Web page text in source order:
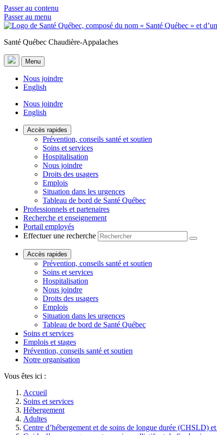
Passer au contenu
Passer au menu
Santé Québec Chaudière-Appalaches
Menu
Nous joindre
English
Nous joindre
English
Accès rapides
Prévention, conseils santé et soutien
Soins et services
Hospitalisation
Nous joindre
Droits des usagers
Emplois
Situation dans les urgences
Tableau de bord de Santé Québec
Professionnels et partenaires
Recherche et enseignement
Portail employés
Effectuer une recherche
Accès rapides
Prévention, conseils santé et soutien
Soins et services
Hospitalisation
Nous joindre
Droits des usagers
Emplois
Situation dans les urgences
Tableau de bord de Santé Québec
Soins et services
Emplois et stages
Prévention, conseils santé et soutien
Notre organisation
Vous êtes ici :
Accueil
Soins et services
Hébergement
Adultes
Centre d’hébergement et de soins de longue durée (CHSLD)